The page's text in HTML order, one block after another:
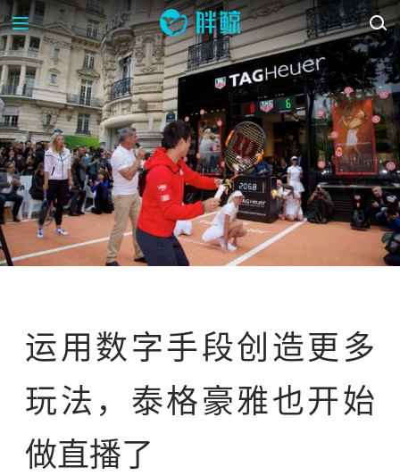
运用数字手段创造更多
玩法，泰格豪雅也开始
做直播了